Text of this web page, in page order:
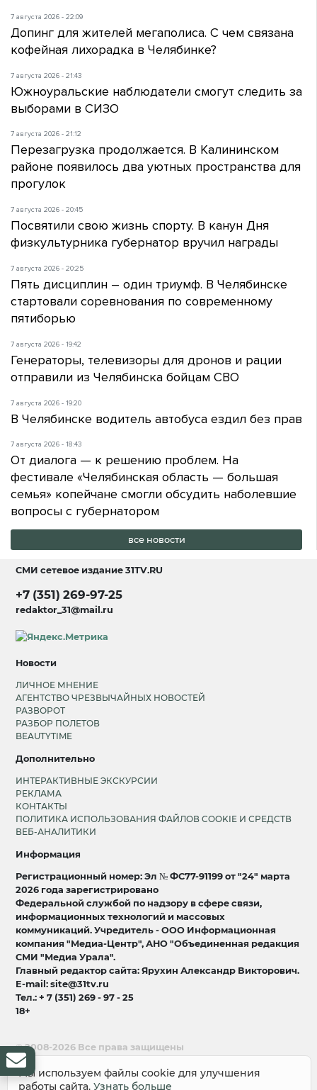
7 августа 2026 - 22:09
Допинг для жителей мегаполиса. С чем связана
кофейная лихорадка в Челябинке?
7 августа 2026 - 21:43
Южноуральские наблюдатели смогут следить за
выборами в СИЗО
7 августа 2026 - 21:12
Перезагрузка продолжается. В Калининском
районе появилось два уютных пространства для
прогулок
7 августа 2026 - 20:45
Посвятили свою жизнь спорту. В канун Дня
физкультурника губернатор вручил награды
7 августа 2026 - 20:25
Пять дисциплин – один триумф. В Челябинске
стартовали соревнования по современному
пятиборью
7 августа 2026 - 19:42
Генераторы, телевизоры для дронов и рации
отправили из Челябинска бойцам СВО
7 августа 2026 - 19:20
В Челябинске водитель автобуса ездил без прав
7 августа 2026 - 18:43
От диалога — к решению проблем. На
фестивале «Челябинская область — большая
семья» копейчане смогли обсудить наболевшие
вопросы с губернатором
все новости
СМИ сетевое издание31TV.RU
+7 (351) 269-97-25
redaktor_31@mail.ru
Новости
ЛИЧНОЕ МНЕНИЕ
АГЕНТСТВО ЧРЕЗВЫЧАЙНЫХ НОВОСТЕЙ
РАЗВОРОТ
РАЗБОР ПОЛЕТОВ
BEAUTYTIME
Дополнительно
ИНТЕРАКТИВНЫЕ ЭКСКУРСИИ
РЕКЛАМА
КОНТАКТЫ
ПОЛИТИКА ИСПОЛЬЗОВАНИЯ ФАЙЛОВ COOKIE И СРЕДСТВ
ВЕБ-АНАЛИТИКИ
Информация
Регистрационный номер: Эл № ФС77-91199 от "24" марта
2026 года зарегистрировано
Федеральной службой по надзору в сфере связи,
информационных технологий и массовых
коммуникаций. Учредитель - ООО Информационная
компания "Медиа-Центр", АНО "Объединенная редакция
СМИ "Медиа Урала".
Главный редактор сайта: Ярухин Александр Викторович.
E-mail: site@31tv.ru
Тел.: + 7 (351) 269 - 97 - 25
18+
© 2008-2026 Все права защищены
разработка и продвижение:
Мы используем файлы cookie для улучшения
работы сайта. Узнать больше